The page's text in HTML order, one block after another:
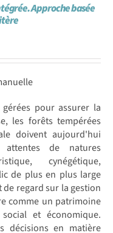
Approche basée
pour assurer la
les forêts tempérées
doivent aujourd'hui
de natures
cynégétique,
de plus en plus large
regard sur la gestion
comme un patrimoine
et économique.
décisions en matière